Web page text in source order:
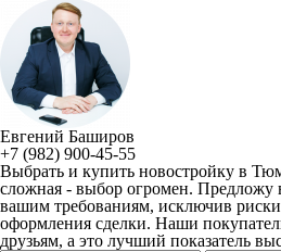
Евгений Баширов
+7 (982) 900-45-55
Выбрать и купить новостройку в
сложная - выбор огромен. Предложу
вашим требованиям, исключив риски
оформления сделки. Наши
друзьям, а это лучший показатель